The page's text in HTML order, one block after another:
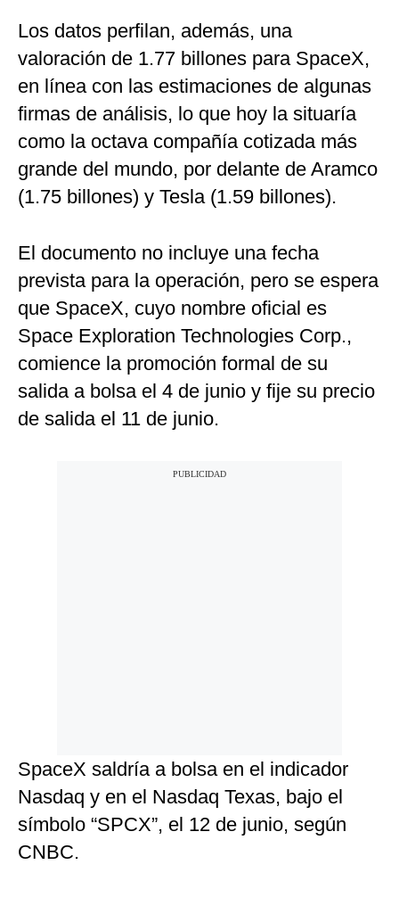
Los datos perfilan, además, una
valoración de 1.77 billones para SpaceX,
en línea con las estimaciones de algunas
firmas de análisis, lo que hoy la situaría
como la octava compañía cotizada más
grande del mundo, por delante de Aramco
(1.75 billones) y Tesla (1.59 billones).
El documento no incluye una fecha
prevista para la operación, pero se espera
que SpaceX, cuyo nombre oficial es
Space Exploration Technologies Corp.,
comience la promoción formal de su
salida a bolsa el 4 de junio y fije su precio
de salida el 11 de junio.
SpaceX saldría a bolsa en el indicador
Nasdaq y en el Nasdaq Texas, bajo el
símbolo “SPCX”, el 12 de junio, según
CNBC.